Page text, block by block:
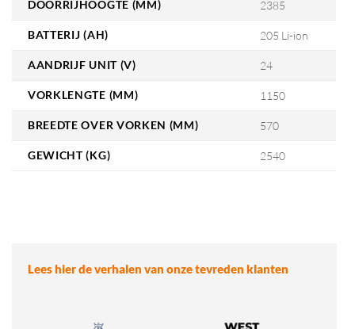
DOORRIJHOOGTE (MM) 2385
BATTERIJ (AH) 205 Li-ion
AANDRIJF UNIT (V) 24
VORKLENGTE (MM) 1150
BREEDTE OVER VORKEN (MM) 570
GEWICHT (KG) 2540
Lees hier de verhalen van onze tevreden klanten